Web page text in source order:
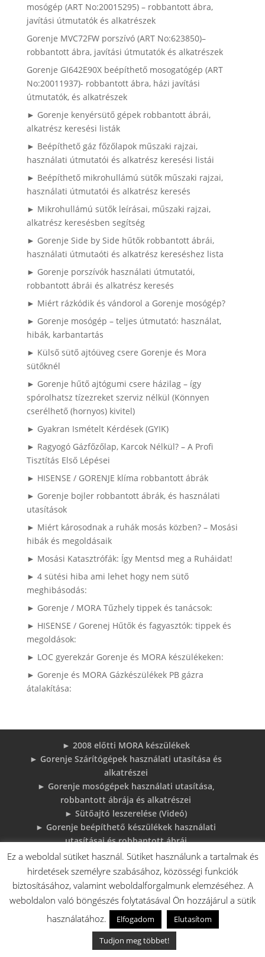
mosógép (ART No:20015295) – robbantott ábra,
javítási útmutatók és alkatrészek
Gorenje MVC72FW porszívó (ART No:623850)–
robbantott ábra, javítási útmutatók és alkatrészek
Gorenje GI642E90X beépíthető mosogatógép (ART
No:20011937)- robbantott ábra, házi javítási
útmutatók, és alkatrészek
► Gorenje kenyérsütő gépek robbantott ábrái,
alkatrész keresési listák
► Beépíthető gáz főzőlapok műszaki rajzai,
használati útmutatói és alkatrész keresési listái
► Beépíthető mikrohullámú sütők műszaki rajzai,
használati útmutatói és alkatrész keresés
► Mikrohullámú sütők leírásai, műszaki rajzai,
alkatrész keresésben segítség
► Gorenje Side by Side hűtők robbantott ábrái,
használati útmutaóti és alkatrész kereséshez lista
► Gorenje porszívók használati útmutatói,
robbantott ábrái és alkatrész keresés
► Miért rázkódik és vándorol a Gorenje mosógép?
► Gorenje mosógép – teljes útmutató: használat,
hibák, karbantartás
► Külső sütő ajtóüveg csere Gorenje és Mora
sütőknél
► Gorenje hűtő ajtógumi csere házilag – így
spórolhatsz tízezreket szerviz nélkül (Könnyen
cserélhető (hornyos) kivitel)
► Gyakran Ismételt Kérdések (GYIK)
► Ragyogó Gázfőzőlap, Karcok Nélkül? – A Profi
Tisztítás Első Lépései
► HISENSE / GORENJE klíma robbantott ábrák
► Gorenje bojler robbantott ábrák, és használati
utasítások
► Miért károsodnak a ruhák mosás közben? – Mosási
hibák és megoldásaik
► Mosási Katasztrófák: Így Mentsd meg a Ruháidat!
► 4 sütési hiba ami lehet hogy nem sütő
meghibásodás:
► Gorenje / MORA Tűzhely tippek és tanácsok:
► HISENSE / Gorenej Hűtők és fagyasztók: tippek és
megoldások:
► LOC gyerekzár Gorenje és MORA készülékeken:
► Gorenje és MORA Gázkészülékek PB gázra
átalakítása:
► 2008 előtti MORA készülékek
► Gorenje Szárítógépek használati utasítása és
alkatrészei
► Gorenje mosógépek használati utasítása,
robbantott ábrája és alkatrészei
► Sütőajtó leszerelése (Videó)
► Gorenje beépíthető készülékek használati
utasításai és robbantott ábrái
► MORA tűzhelyek használati utasítások
adatlapok robbantott rajzok
► Gorenje Bojler Vízkő problémák és
megoldások
► 6 gyakori sütő hiba, és megoldások
♦Gorenje Háztartásigépek adattábláiról:
Ez a weboldal sütiket használ. Sütiket használunk a tartalmak és
hirdetések személyre szabásához, közösségi funkciók
biztosításához, valamint weboldalforgalmunk elemzéséhez. A
weboldalon való böngészés folytatásával Ön hozzájárul a sütik
használatához.
Elfogadom
Elutasítom
Tudjon meg többet!